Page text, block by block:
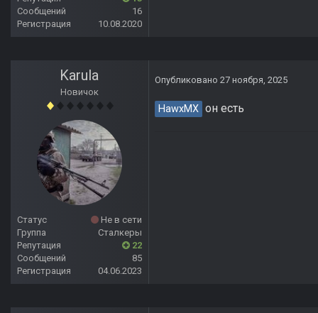
Сообщений
16
Регистрация
10.08.2020
Karula
Новичок
Статус
Не в сети
Группа
Сталкеры
Репутация
22
Сообщений
85
Регистрация
04.06.2023
Опубликовано 27 ноября, 2025
HawxMX он есть